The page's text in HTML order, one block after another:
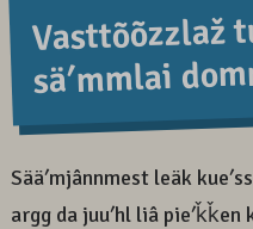
Vasttõõzzlaž
säʹmmlai
Sääʹmjânnmest leäk
argg da juuʹhl liâ